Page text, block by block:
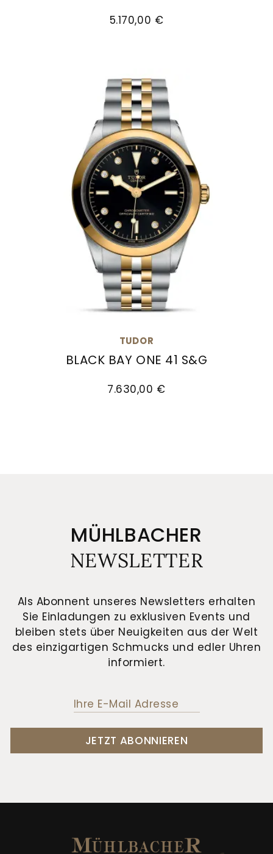
5.170,00 €
TUDOR
BLACK BAY ONE 41 S&G
7.630,00 €
MÜHLBACHER
NEWSLETTER
Als Abonnent unseres Newsletters erhalten
Sie Einladungen zu exklusiven Events und
bleiben stets über Neuigkeiten aus der Welt
des einzigartigen Schmucks und edler Uhren
informiert.
JETZT ABONNIEREN